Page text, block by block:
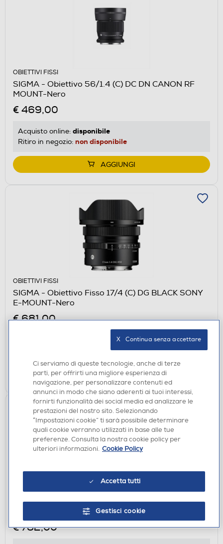
OBIETTIVI FISSI
SIGMA - Obiettivo 56/1.4 (C) DC DN CANON RF
MOUNT-Nero
€ 469,00
Acquisto online: disponibile
Ritiro in negozio: non disponibile
AGGIUNGI
OBIETTIVI FISSI
SIGMA - Obiettivo Fisso 17/4 (C) DG BLACK SONY
E-MOUNT-Nero
€ 681,00
non disponibile
AGGIUNGI
OBIETTIVI FISSI
SIGMA - Obiettivo Fisso 65MM-F/2 (C) DG E-
€ 782,00
Ci serviamo di queste tecnologie, anche di terze
parti, per offrirti una migliore esperienza di
navigazione, per personalizzare contenuti ed
annunci in modo che siano aderenti ai tuoi interessi,
fornirti funzionalità dei social media ed analizzare le
prestazioni del nostro sito. Selezionando
“Impostazioni cookie” ti sarà possibile determinare
quali cookie verranno utilizzati in base alle tue
preferenze. Consulta la nostra cookie policy per
ulteriori informazioni. Cookie Policy
Accetta tutti
Gestisci cookie
X   Continua senza accettare